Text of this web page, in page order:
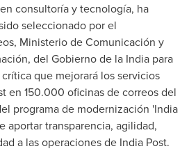
consultoría y tecnología, ha
seleccionado por el
Ministerio de Comunicación y
del Gobierno de la India para
que mejorará los servicios
en 150.000 oficinas de correos del
programa de modernización 'India
aportar transparencia, agilidad,
a las operaciones de India Post.